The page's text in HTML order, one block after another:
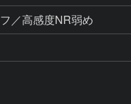
／高感度NR弱め